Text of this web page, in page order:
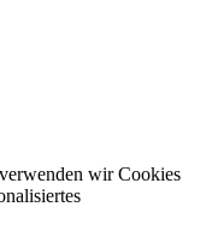
wir Cookies